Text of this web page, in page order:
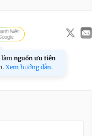
làm nguồn ưu tiên
Xem hướng dẫn.